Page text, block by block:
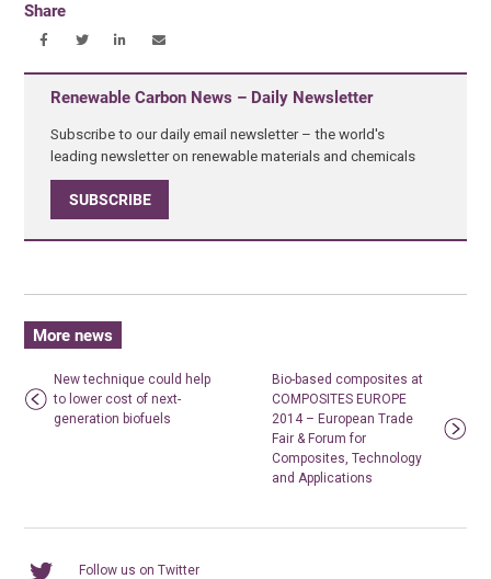
Share
Renewable Carbon News – Daily Newsletter
Subscribe to our daily email newsletter – the world's
leading newsletter on renewable materials and chemicals
SUBSCRIBE
More news
New technique could help
to lower cost of next-
generation biofuels
Bio-based composites at
COMPOSITES EUROPE
2014 – European Trade
Fair & Forum for
Composites, Technology
and Applications
Follow us on Twitter